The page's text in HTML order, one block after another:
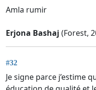
Amla rumir
Erjona Bashaj (Forest,
#32
Je signe parce j’estime